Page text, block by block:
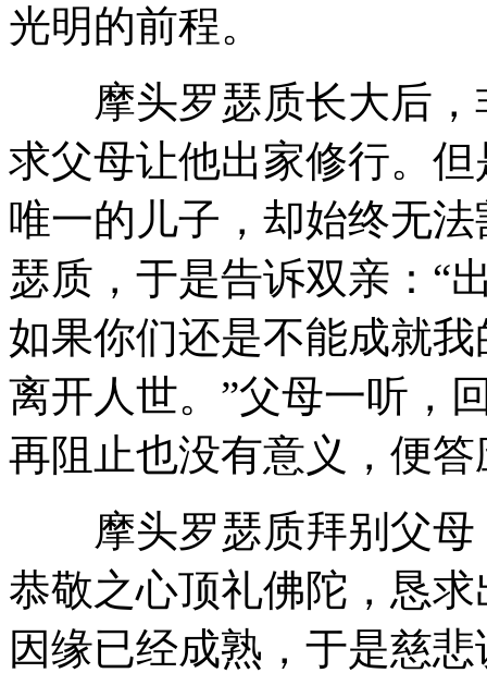
光明的前程。
摩头罗瑟质长大后，
求父母让他出家修行。
唯一的儿子，却始终无
瑟质，于是告诉双亲：“
如果你们还是不能成就
离开人世。”父母一听，
再阻止也没有意义，便
摩头罗瑟质拜别父母
恭敬之心顶礼佛陀，恳
因缘已经成熟，于是慈